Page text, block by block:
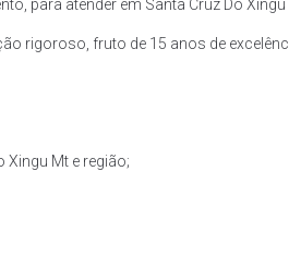
para atender em Santa Cruz Do Xingu
rigoroso, fruto de 15 anos de
Mt e região;